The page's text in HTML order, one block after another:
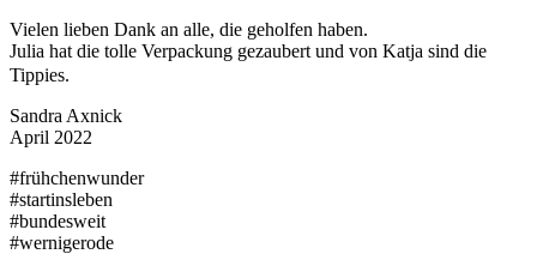
Vielen lieben Dank an alle, die geholfen haben.
Julia hat die tolle Verpackung gezaubert und von Katja sind die
Tippies.
Sandra Axnick
April 2022
#frühchenwunder
#startinsleben
#bundesweit
#wernigerode